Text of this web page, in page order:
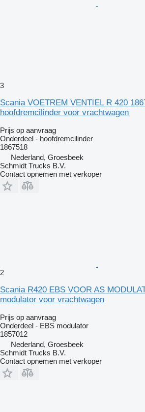
3
Scania VOETREM VENTIEL R 420
hoofdremcilinder voor vrachtwagen
Prijs op aanvraag
Onderdeel - hoofdremcilinder
1867518
Nederland, Groesbeek
Schmidt Trucks B.V.
Contact opnemen met verkoper
2
Scania R420 EBS VOOR AS
modulator voor vrachtwagen
Prijs op aanvraag
Onderdeel - EBS modulator
1857012
Nederland, Groesbeek
Schmidt Trucks B.V.
Contact opnemen met verkoper